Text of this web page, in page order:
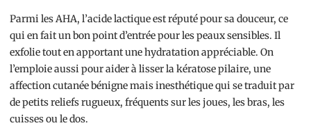
Parmi les AHA, l’acide lactique est réputé pour sa douceur, ce
qui en fait un bon point d’entrée pour les peaux sensibles. Il
exfolie tout en apportant une hydratation appréciable. On
l’emploie aussi pour aider à lisser la kératose pilaire, une
affection cutanée bénigne mais inesthétique qui se traduit par
de petits reliefs rugueux, fréquents sur les joues, les bras, les
cuisses ou le dos.